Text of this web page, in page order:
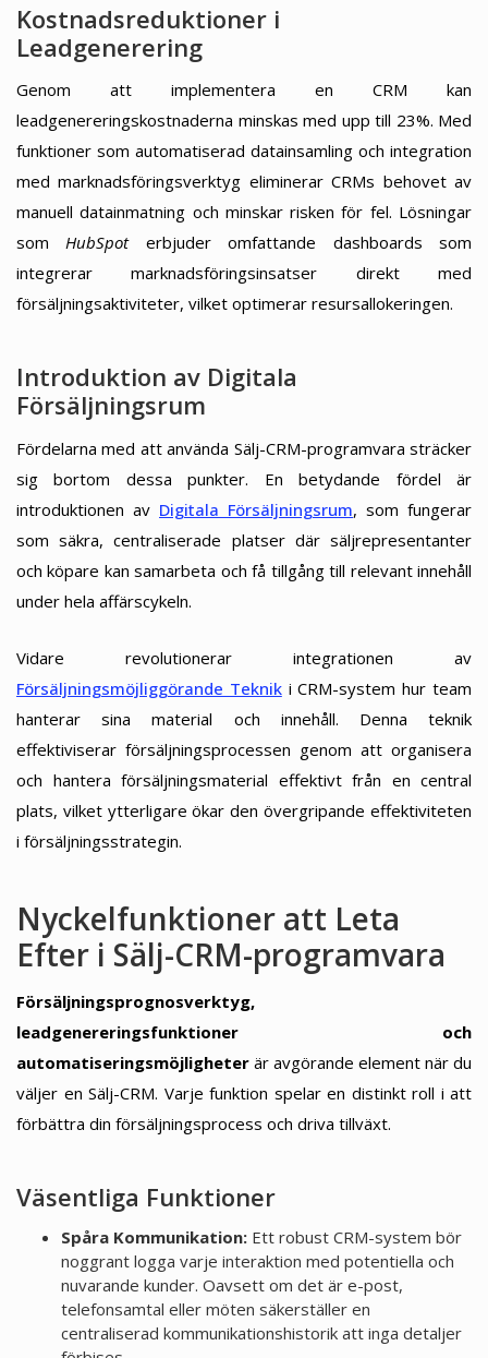
Kostnadsreduktioner i
Leadgenerering
Genom att implementera en CRM kan
leadgenereringskostnaderna minskas med upp till 23%. Med
funktioner som automatiserad datainsamling och integration
med marknadsföringsverktyg eliminerar CRMs behovet av
manuell datainmatning och minskar risken för fel. Lösningar
som HubSpoterbjuder omfattande dashboards som
integrerar marknadsföringsinsatser direkt med
försäljningsaktiviteter, vilket optimerar resursallokeringen.
Introduktion av Digitala
Försäljningsrum
Fördelarna med att använda Sälj-CRM-programvara sträcker
sig bortom dessa punkter. En betydande fördel är
introduktionen av Digitala Försäljningsrum, som fungerar
som säkra, centraliserade platser där säljrepresentanter
och köpare kan samarbeta och få tillgång till relevant innehåll
under hela affärscykeln.
Vidare revolutionerar integrationen av
Försäljningsmöjliggörande Tekniki CRM-system hur team
hanterar sina material och innehåll. Denna teknik
effektiviserar försäljningsprocessen genom att organisera
och hantera försäljningsmaterial effektivt från en central
plats, vilket ytterligare ökar den övergripande effektiviteten
i försäljningsstrategin.
Nyckelfunktioner att Leta
Efter i Sälj-CRM-programvara
Försäljningsprognosverktyg,
leadgenereringsfunktioner och
automatiseringsmöjligheter är avgörande element när du
väljer en Sälj-CRM. Varje funktion spelar en distinkt roll i att
förbättra din försäljningsprocess och driva tillväxt.
Väsentliga Funktioner
Spåra Kommunikation:Ett robust CRM-system bör
noggrant logga varje interaktion med potentiella och
nuvarande kunder. Oavsett om det är e-post,
telefonsamtal eller möten säkerställer en
centraliserad kommunikationshistorik att inga detaljer